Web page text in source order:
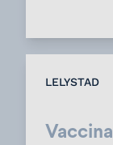
LELYSTAD